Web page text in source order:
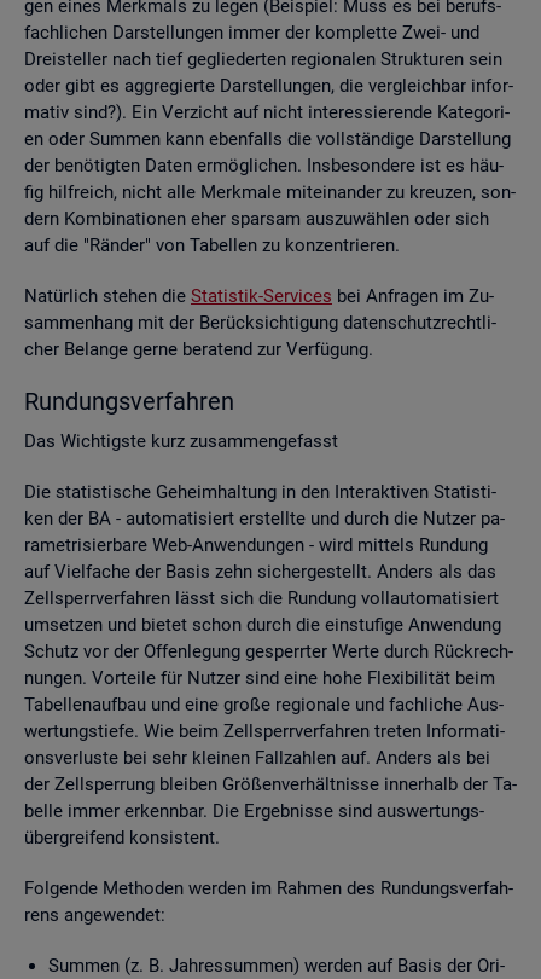
gen eines Merk­mals zu legen (Bei­spiel: Muss es bei be­rufs­
fach­li­chen Dar­stel­lun­gen immer der kom­plet­te Zwei- und
Drei­stel­ler nach tief ge­glie­der­ten re­gio­na­len Struk­tu­ren sein
oder gibt es agg­re­gier­te Dar­stel­lun­gen, die ver­gleich­bar in­for­
ma­tiv sind?). Ein Ver­zicht auf nicht in­ter­es­sie­ren­de Ka­te­go­ri­
en oder Sum­men kann eben­falls die voll­stän­di­ge Dar­stel­lung
der be­nö­tig­ten Daten er­mög­li­chen. Ins­be­son­de­re ist es häu­
fig hilf­reich, nicht alle Merk­ma­le mit­ein­an­der zu kreu­zen, son­
dern Kom­bi­na­tio­nen eher spar­sam aus­zu­wäh­len oder sich
auf die "Rän­der" von Ta­bel­len zu kon­zen­trie­ren.
Na­tür­lich ste­hen die Sta­tis­tik-Ser­vices bei An­fra­gen im Zu­
sam­men­hang mit der Be­rück­sich­ti­gung da­ten­schutz­recht­li­
cher Be­lan­ge gerne be­ra­tend zur Ver­fü­gung.
Run­dungs­ver­fah­ren
Das Wich­tigs­te kurz zu­sam­men­ge­fasst
Die sta­tis­ti­sche Ge­heim­hal­tung in den In­ter­ak­ti­ven Sta­tis­ti­
ken der BA - au­to­ma­ti­siert er­stell­te und durch die Nut­zer pa­
ra­me­tri­sier­ba­re Web-An­wen­dun­gen - wird mit­tels Run­dung
auf Viel­fa­che der Basis zehn si­cher­ge­stellt. An­ders als das
Zell­sperr­ver­fah­ren lässt sich die Run­dung voll­au­to­ma­ti­siert
um­set­zen und bie­tet schon durch die ein­stu­fi­ge An­wen­dung
Schutz vor der Of­fen­le­gung ge­sperr­ter Werte durch Rück­rech­
nun­gen. Vor­tei­le für Nut­zer sind eine hohe Fle­xi­bi­li­tät beim
Ta­bel­len­auf­bau und eine große re­gio­na­le und fach­li­che Aus­
wer­tungs­tie­fe. Wie beim Zell­sperr­ver­fah­ren tre­ten In­for­ma­ti­
ons­ver­lus­te bei sehr klei­nen Fall­zah­len auf. An­ders als bei
der Zell­sper­rung blei­ben Grö­ßen­ver­hält­nis­se in­ner­halb der Ta­
bel­le immer er­kenn­bar. Die Er­geb­nis­se sind aus­wer­tungs­
über­grei­fend kon­sis­tent.
Fol­gen­de Me­tho­den wer­den im Rah­men des Run­dungs­ver­fah­
rens an­ge­wen­det:
Sum­men (z. B. Jah­res­sum­men) wer­den auf Basis der Ori­